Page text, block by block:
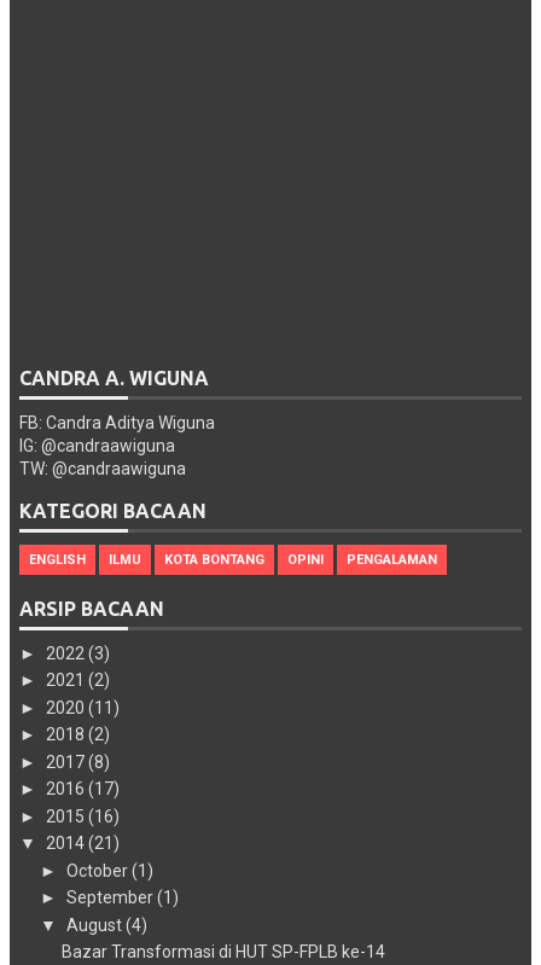
CANDRA A. WIGUNA
FB: Candra Aditya Wiguna
IG: @candraawiguna
TW: @candraawiguna
KATEGORI BACAAN
ENGLISH ILMU KOTA BONTANG OPINI PENGALAMAN
ARSIP BACAAN
► 2022 (3)
► 2021 (2)
► 2020 (11)
► 2018 (2)
► 2017(8)
► 2016 (17)
► 2015 (16)
▼ 2014(21)
► October(1)
► September(1)
▼ August(4)
Bazar Transformasi di HUT SP-FPLB ke-14